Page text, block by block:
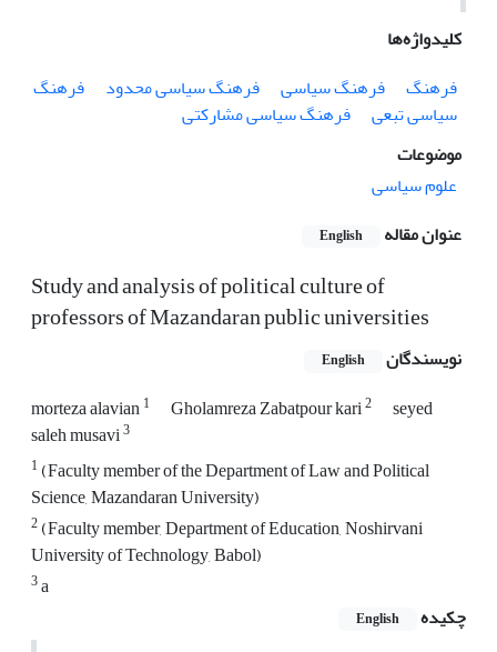
کلیدواژه‌ها
فرهنگ
فرهنگ سیاسی فرهنگ سیاسی محدود
فرهنگ
سیاسی تبعی
فرهنگ سیاسی مشارکتی
موضوعات
علوم سیاسی
عنوان مقاله
English
Study and analysis of political culture of
professors of Mazandaran public universities
نویسندگان English
morteza alavian1 Gholamreza Zabatpour kari2
seyed
saleh musavi3
1 (Faculty member of the Department of Law and Political
Science, Mazandaran University)
2(Faculty member, Department of Education, Noshirvani
University of Technology, Babol)
3a
چکیده
English